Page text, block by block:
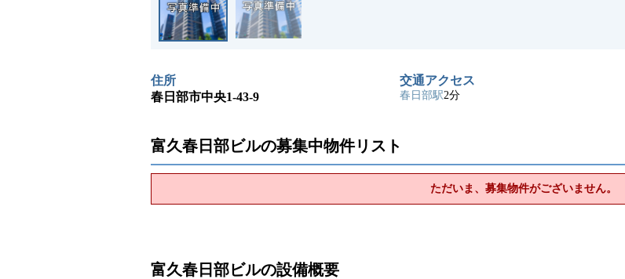
住所
春日部市中央1-43-9
交通アクセス
春日部駅2分
富久春日部ビルの募集中物件リスト
ただいま、募集物件がございません。
富久春日部ビルの設備概要